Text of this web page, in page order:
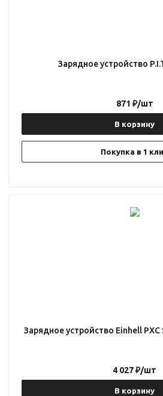
Зарядное устройство
В корзину
Покупка в 1
871 ₽/шт
Зарядное устройство Einhell
В корзину
4 027₽/шт